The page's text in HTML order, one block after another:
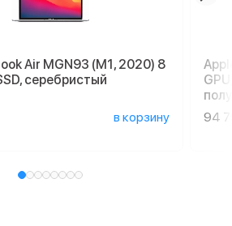
Air MGN93 (M1, 2020) 8
серебристый
в корзину
94